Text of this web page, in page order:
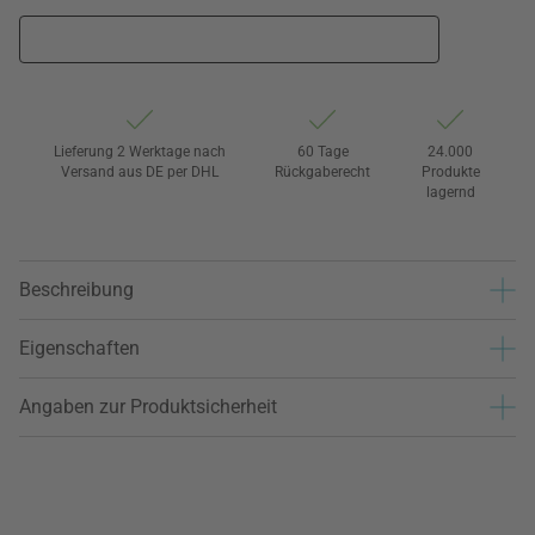
Lieferung 2 Werktage nach
Versand aus DE per DHL
60 Tage
Rückgaberecht
24.000
Produkte
lagernd
Beschreibung
Eigenschaften
Angaben zur Produktsicherheit